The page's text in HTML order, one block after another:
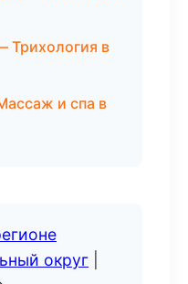
Трихология в
и спа в
округ